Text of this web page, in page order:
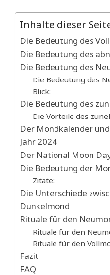
Inhalte dieser
Die Bedeutung des
Die Bedeutung des
Die Bedeutung des
Die Bedeutung des
Blick:
Die Bedeutung des
Die Vorteile des
Der Mondkalender
Jahr 2024
Der National Moon
Die Bedeutung der
Zitate:
Die Unterschiede
Dunkelmond
Rituale für den
Rituale für den
Rituale für den
Fazit
FAQ